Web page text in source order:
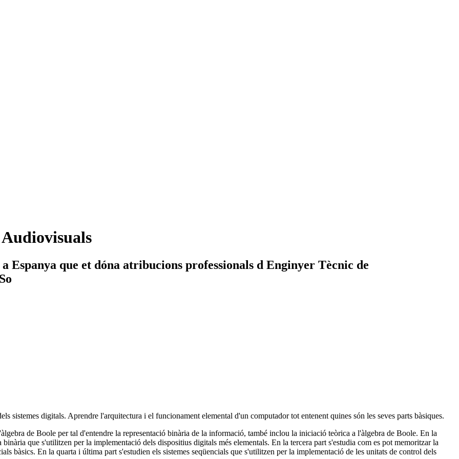
que et dóna atribucions professionals d Enginyer Tècnic de
sistemes digitals. Aprendre l'arquitectura i el funcionament elemental d'un computador tot entenent quines són les seves parts bàsiques.
de Boole per tal d'entendre la representació binària de la informació, també inclou la iniciació teòrica a l'àlgebra de Boole. En la
que s'utilitzen per la implementació dels dispositius digitals més elementals. En la tercera part s'estudia com es pot memoritzar la
bàsics. En la quarta i última part s'estudien els sistemes seqüencials que s'utilitzen per la implementació de les unitats de control dels